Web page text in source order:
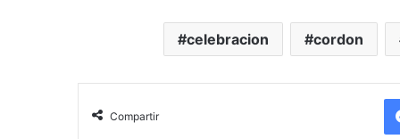
celebracion cordon
Compartir